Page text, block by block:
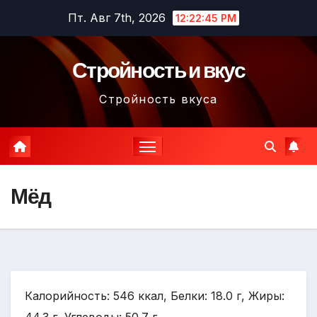
содержимому
Пт. Авг 7th, 2026 12:22:46 PM
Стройность и вкус
Стройность вкуса
Мёд
Калорийность: 546 ккал, Белки: 18.0 г, Жиры: